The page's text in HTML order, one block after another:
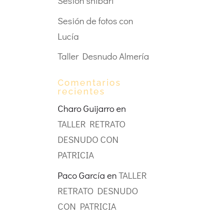
Sesión de fotos con
Lucía
Taller Desnudo Almería
Comentarios
recientes
Charo Guijarroen
TALLER RETRATO
DESNUDO CON
PATRICIA
Paco García enTALLER
RETRATO DESNUDO
CON PATRICIA